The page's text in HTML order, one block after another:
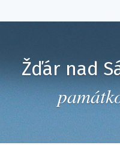
Žďár nad